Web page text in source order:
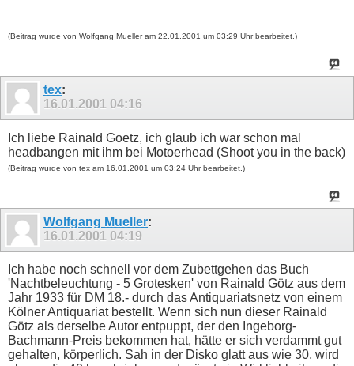
(Beitrag wurde von Wolfgang Mueller am 22.01.2001 um 03:29 Uhr bearbeitet.)
tex:
16.01.2001 04:16
Ich liebe Rainald Goetz, ich glaub ich war schon mal
headbangen mit ihm bei Motoerhead (Shoot you in the back)
(Beitrag wurde von tex am 16.01.2001 um 03:24 Uhr bearbeitet.)
Wolfgang Mueller:
16.01.2001 04:19
Ich habe noch schnell vor dem Zubettgehen das Buch
'Nachtbeleuchtung - 5 Grotesken' von Rainald Götz aus dem
Jahr 1933 für DM 18.- durch das Antiquariatsnetz von einem
Kölner Antiquariat bestellt. Wenn sich nun dieser Rainald
Götz als derselbe Autor entpuppt, der den Ingeborg-
Bachmann-Preis bekommen hat, hätte er sich verdammt gut
gehalten, körperlich. Sah in der Disko glatt aus wie 30, wird